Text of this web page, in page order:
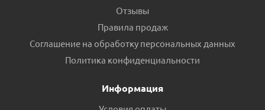
Отзывы
Правила продаж
Соглашение на обработку персональных данных
Политика конфиденциальности
Информация